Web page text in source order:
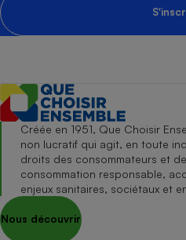
Créée en 1951, Que Choisir
non lucratif qui agit, en toute
droits des consommateurs et
consommation responsable,
enjeux sanitaires, sociétaux et
Nous découvrir